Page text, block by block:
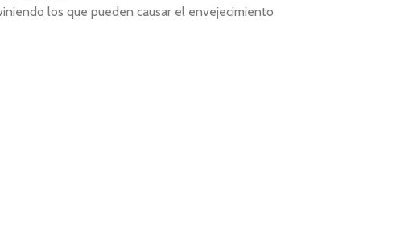
los que pueden causar el envejecimiento